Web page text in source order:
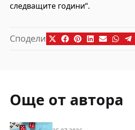
следващите години“.
Сподели
Още от автора